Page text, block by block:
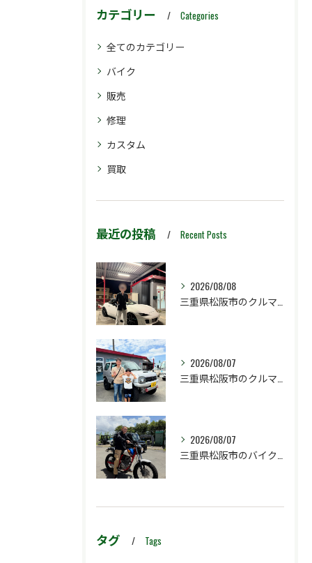
カテゴリー Categories
全てのカテゴリー
バイク
販売
修理
カスタム
買取
最近の投稿 Recent Posts
2026/08/08
2026/08/07
2026/08/07
タグ Tags